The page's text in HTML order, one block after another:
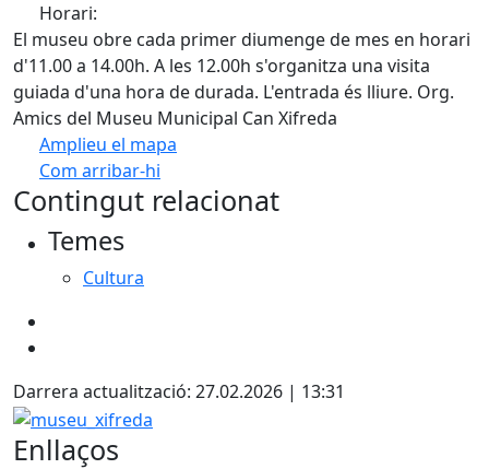
Horari:
El museu obre cada primer diumenge de mes en horari
d'11.00 a 14.00h. A les 12.00h s'organitza una visita
guiada d'una hora de durada. L'entrada és lliure. Org.
Amics del Museu Municipal Can Xifreda
Amplieu el mapa
Com arribar-hi
+
Contingut relacionat
Temes
Cultura
Darrera actualització: 27.02.2026 | 13:31
museu_xifreda
Enllaços